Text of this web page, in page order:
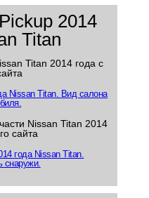
2014
Titan
Titan 2014 года с
Nissan Titan 2014
сайта